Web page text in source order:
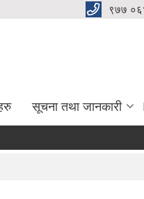
९७७
सूचना तथा जानकारी